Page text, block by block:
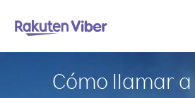
Cómo llamar